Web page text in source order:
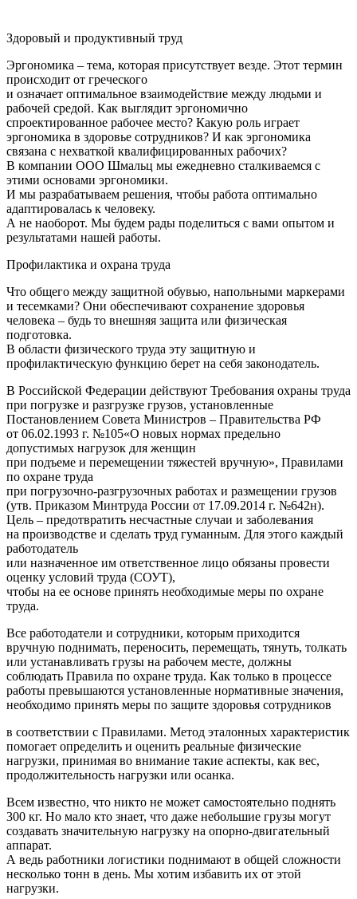
Здоровый и продуктивный труд
Эргономика – тема, которая присутствует везде. Этот термин
происходит от греческого
и означает оптимальное взаимодействие между людьми и
рабочей средой. Как выглядит эргономично
спроектированное рабочее место? Какую роль играет
эргономика в здоровье сотрудников? И как эргономика
связана с нехваткой квалифицированных рабочих?
В компании ООО Шмальц мы ежедневно сталкиваемся с
этими основами эргономики.
И мы разрабатываем решения, чтобы работа оптимально
адаптировалась к человеку.
А не наоборот. Мы будем рады поделиться с вами опытом и
результатами нашей работы.
Профилактика и охрана труда
Что общего между защитной обувью, напольными маркерами
и тесемками? Они обеспечивают сохранение здоровья
человека – будь то внешняя защита или физическая
подготовка.
В области физического труда эту защитную и
профилактическую функцию берет на себя законодатель.
В Российской Федерации действуют Требования охраны труда
при погрузке и разгрузке грузов, установленные
Постановлением Совета Министров – Правительства РФ
от 06.02.1993 г. №105«О новых нормах предельно
допустимых нагрузок для женщин
при подъеме и перемещении тяжестей вручную», Правилами
по охране труда
при погрузочно-разгрузочных работах и размещении грузов
(утв. Приказом Минтруда России от 17.09.2014 г. №642н).
Цель – предотвратить несчастные случаи и заболевания
на производстве и сделать труд гуманным. Для этого каждый
работодатель
или назначенное им ответственное лицо обязаны провести
оценку условий труда (СОУТ),
чтобы на ее основе принять необходимые меры по охране
труда.
Все работодатели и сотрудники, которым приходится
вручную поднимать, переносить, перемещать, тянуть, толкать
или устанавливать грузы на рабочем месте, должны
соблюдать Правила по охране труда. Как только в процессе
работы превышаются установленные нормативные значения,
необходимо принять меры по защите здоровья сотрудников
в соответствии с Правилами. Метод эталонных характеристик
помогает определить и оценить реальные физические
нагрузки, принимая во внимание такие аспекты, как вес,
продолжительность нагрузки или осанка.
Всем известно, что никто не может самостоятельно поднять
300 кг. Но мало кто знает, что даже небольшие грузы могут
создавать значительную нагрузку на опорно-двигательный
аппарат.
А ведь работники логистики поднимают в общей сложности
несколько тонн в день. Мы хотим избавить их от этой
нагрузки.